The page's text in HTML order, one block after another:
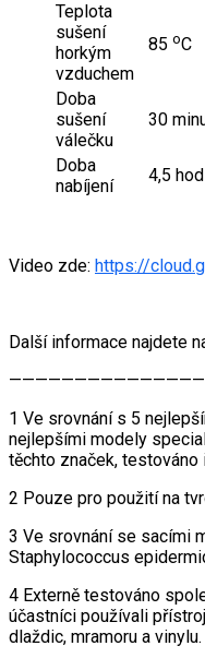
Teplota
sušení
horkým
vzduchem
85 oC
Doba
sušení
válečku
30
Doba
nabíjení
4,5
Video zde: https://
Další informace najdete
1 Ve srovnání s 5
nejlepšími modely
těchto značek, testováno
2 Pouze pro použití na
3 Ve srovnání se sacími
Staphylococcus
4 Externě testováno
účastníci používali
dlaždic, mramoru a vinylu.